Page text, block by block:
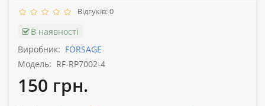
Відгуків: 0
В наявності
Виробник: FORSAGE
Модель: RF-RP7002-4
150 грн.